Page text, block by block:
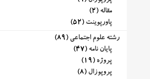
مقاله (2)
پاورپوینت (52)
رشته علوم اجتماعی (89)
پایان نامه (47)
پروژه (19)
پروپوزال (8)